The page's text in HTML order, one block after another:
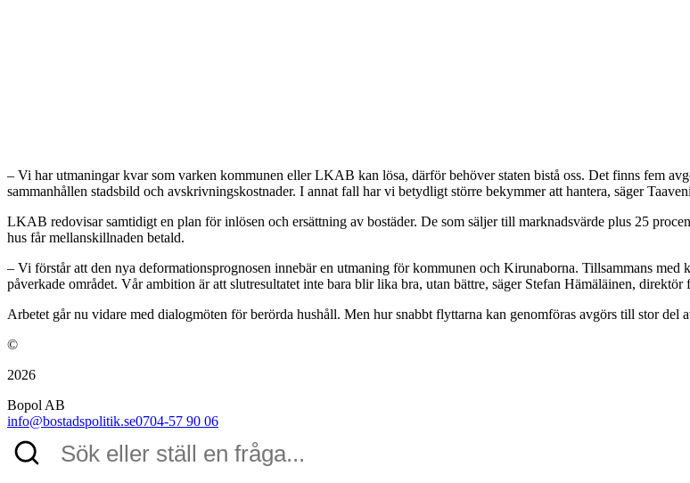
– Vi har utmaningar kvar som varken kommunen eller LKAB kan lösa, därför behöver staten bistå oss. Det finns fem
sammanhållen stadsbild och avskrivningskostnader. I annat fall har vi betydligt större bekymmer att hantera, säger
LKAB redovisar samtidigt en plan för inlösen och ersättning av bostäder. De som säljer till marknadsvärde plus 25
hus får mellanskillnaden betald.
– Vi förstår att den nya deformationsprognosen innebär en utmaning för kommunen och Kirunaborna. Tillsammans
påverkade området. Vår ambition är att slutresultatet inte bara blir lika bra, utan bättre, säger Stefan Hämäläinen,
Arbetet går nu vidare med dialogmöten för berörda hushåll. Men hur snabbt flyttarna kan genomföras avgörs till stor del
©
2026
Bopol AB
info@bostadspolitik.se0704-57 90 06